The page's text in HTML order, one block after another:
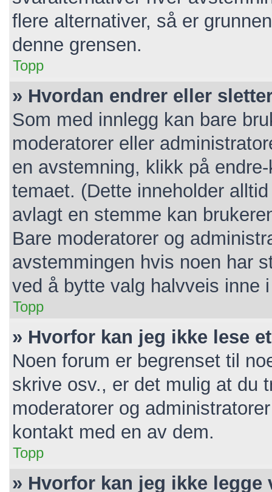
flere alternativer, så er
denne grensen.
Topp
» Hvordan endrer eller
Som med innlegg kan bare
moderatorer eller
en avstemning, klikk på
temaet. (Dette inneholder
avlagt en stemme kan
Bare moderatorer og
avstemmingen hvis noen har
ved å bytte valg halvveis inne
Topp
» Hvorfor kan jeg ikke lese
Noen forum er begrenset til
skrive osv., er det mulig at du
moderatorer og
kontakt med en av dem.
Topp
» Hvorfor kan jeg ikke